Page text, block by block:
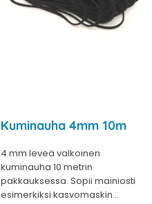
Kuminauha 4mm 10m
4 mm leveä valkoinen
kuminauha 10 metrin
pakkauksessa. Sopii mainiosti
esimerkiksi kasvomaskin...